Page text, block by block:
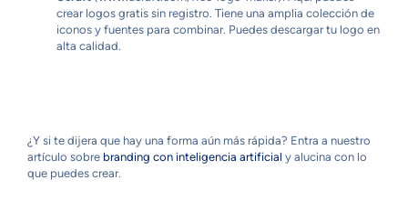
crear logos gratis sin registro. Tiene una amplia colección de
iconos y fuentes para combinar. Puedes descargar tu logo en
alta calidad.
¿Y si te dijera que hay una forma aún más rápida? Entra a nuestro
artículo sobre branding con inteligencia artificial y alucina con lo
que puedes crear.